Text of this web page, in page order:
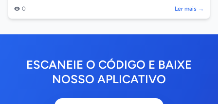
0
Ler mais →
ESCANEIE O CÓDIGO E BAIXE
NOSSO APLICATIVO